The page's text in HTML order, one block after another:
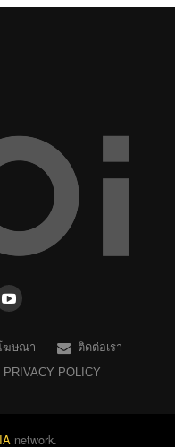
ฆษณา
ติดต่อเรา
PRIVACY POLICY
network.